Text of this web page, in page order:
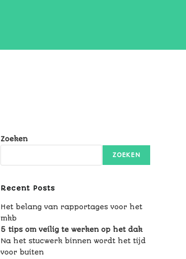
Zoeken
ZOEKEN
Recent Posts
Het belang van rapportages voor het
mkb
5 tips om veilig te werken op het dak
Na het stucwerk binnen wordt het tijd
voor buiten